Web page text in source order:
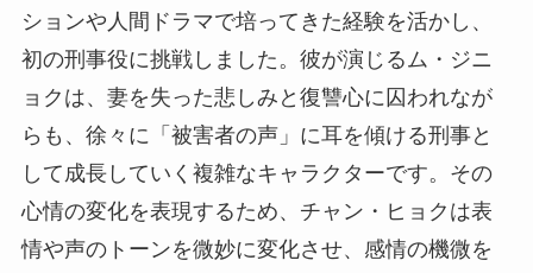
ションや人間ドラマで培ってきた経験を活かし、
初の刑事役に挑戦しました。彼が演じるム・ジニ
ョクは、妻を失った悲しみと復讐心に囚われなが
らも、徐々に「被害者の声」に耳を傾ける刑事と
して成長していく複雑なキャラクターです。その
心情の変化を表現するため、チャン・ヒョクは表
情や声のトーンを微妙に変化させ、感情の機微を